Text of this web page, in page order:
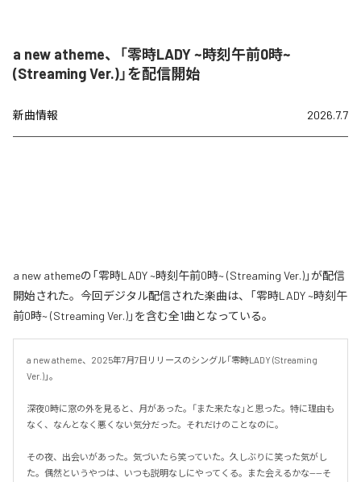
a new atheme、「零時LADY ~時刻午前0時~
(Streaming Ver.)」を配信開始
新曲情報 2026.7.7
a new athemeの「零時LADY ~時刻午前0時~ (Streaming Ver.)」が配信
開始された。今回デジタル配信された楽曲は、「零時LADY ~時刻午
前0時~ (Streaming Ver.)」を含む全1曲となっている。
a new atheme、2025年7月7日リリースのシングル「零時LADY (Streaming
Ver.)」。
深夜0時に窓の外を見ると、月があった。「また来たな」と思った。特に理由も
なく、なんとなく悪くない気分だった。それだけのことなのに。
その夜、出会いがあった。気づいたら笑っていた。久しぶりに笑った気がし
た。偶然というやつは、いつも説明なしにやってくる。また会えるかな——そ